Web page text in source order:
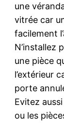
une
vitrée car
facilement
N’installez
une pièce
l’extérieur
porte
Evitez
ou les